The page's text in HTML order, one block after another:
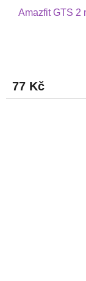
Amazfit GTS 2
77 Kč